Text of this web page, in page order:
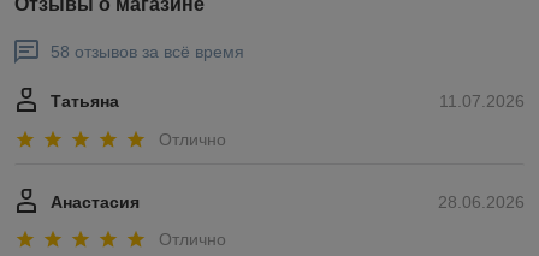
Отзывы о магазине
58 отзывов за всё время
11.07.2026
Татьяна
Отлично
28.06.2026
Анастасия
Отлично